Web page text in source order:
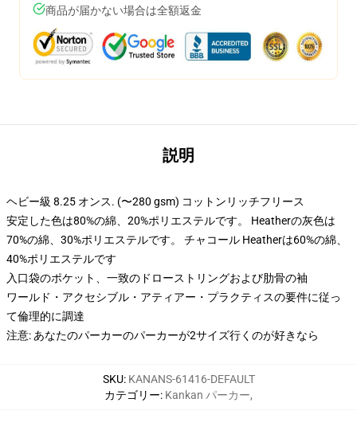
商品が届かない場合は全額返金
説明
ヘビー級 8.25 オンス. (〜280 gsm) コットンリッチフリース
安定した色は80%の綿、20%ポリエステルです。 Heatherの灰色は
70%の綿、30%ポリエステルです。 チャコール Heatherは60%の綿、
40%ポリエステルです
入口袋のポケット、一致のドローストリングおよび肋骨の袖
ワールド・アクセシブル・アティアー・プラクティスの要件に従っ
て倫理的に調達
注意: あなたのパーカーのパーカーが2サイズ行くのが好きなら
SKU: KANANS-61416-DEFAULT
カテゴリー: Kankan パーカー,